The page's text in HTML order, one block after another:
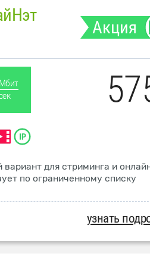
Акция
Мбит
для стриминга и
по ограниченному списку
узнать